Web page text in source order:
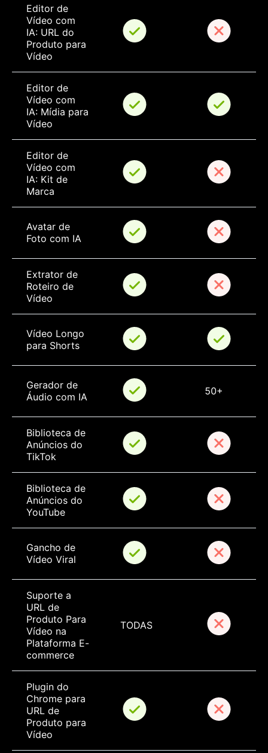
Editor de
Vídeo com
IA: URL do
Produto para
Vídeo
Editor de
Vídeo com
IA: Mídia para
Vídeo
Editor de
Vídeo com
IA: Kit de
Marca
Avatar de
Foto com IA
Extrator de
Roteiro de
Vídeo
Vídeo Longo
para Shorts
Gerador de
Áudio com IA
50+
Biblioteca de
Anúncios do
TikTok
Biblioteca de
Anúncios do
YouTube
Gancho de
Vídeo Viral
Suporte a
URL de
Produto Para
Vídeo na
Plataforma E-
commerce
TODAS
Plugin do
Chrome para
URL de
Produto para
Vídeo